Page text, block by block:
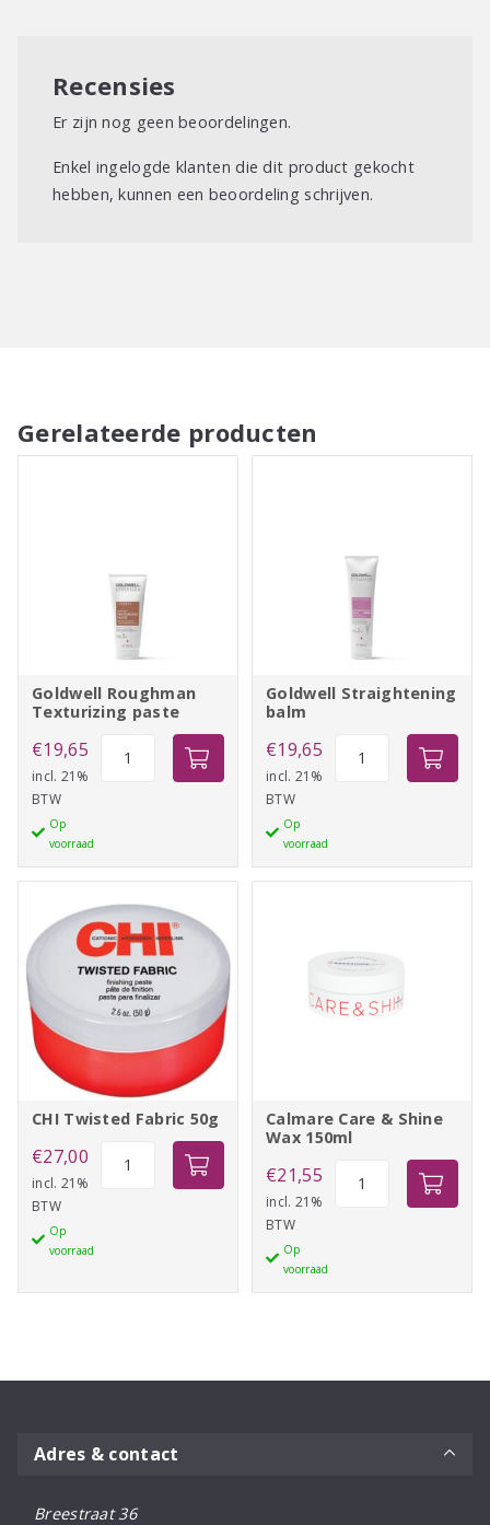
Recensies
Er zijn nog geen beoordelingen.
Enkel ingelogde klanten die dit product gekocht
hebben, kunnen een beoordeling schrijven.
Gerelateerde producten
Goldwell Roughman
Texturizing paste
€19,65
incl. 21%
BTW
Op
voorraad
Goldwell Straightening
balm
€19,65
incl. 21%
BTW
Op
voorraad
Straightening
CHI Twisted Fabric 50g
€27,00
incl. 21%
BTW
Op
voorraad
Calmare Care & Shine
Wax 150ml
€21,55
incl. 21%
BTW
Op
voorraad
Adres & contact
Breestraat 36